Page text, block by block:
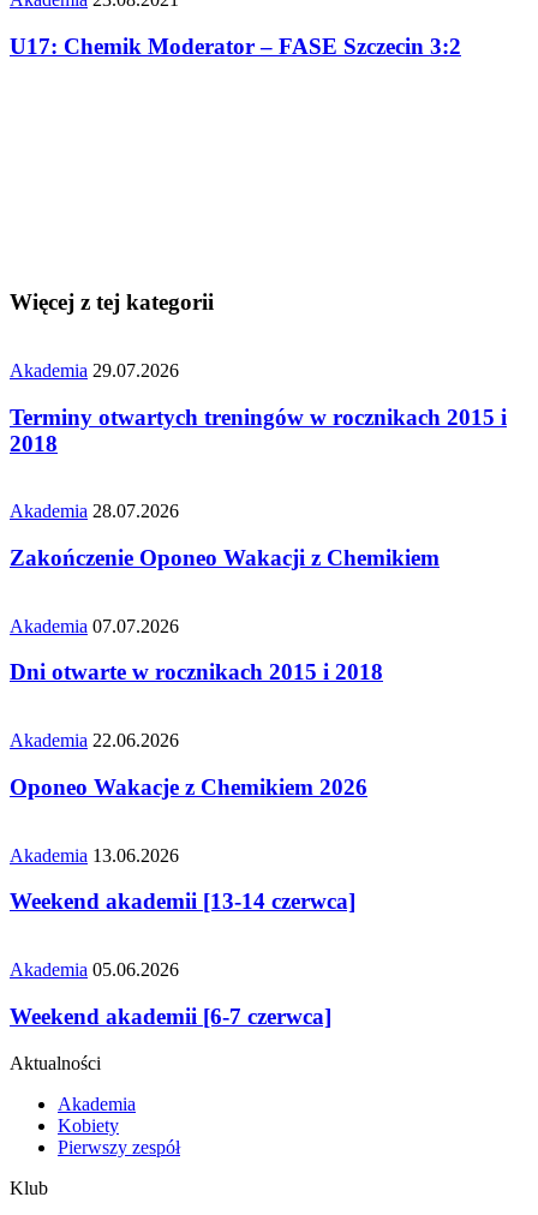
U17: Chemik Moderator – FASE Szczecin 3:2
Więcej z tej kategorii
Akademia 29.07.2026
Terminy otwartych treningów w rocznikach 2015 i
2018
Akademia 28.07.2026
Zakończenie Oponeo Wakacji z Chemikiem
Akademia 07.07.2026
Dni otwarte w rocznikach 2015 i 2018
Akademia 22.06.2026
Oponeo Wakacje z Chemikiem 2026
Akademia 13.06.2026
Weekend akademii [13-14 czerwca]
Akademia 05.06.2026
Weekend akademii [6-7 czerwca]
Aktualności
Akademia
Kobiety
Pierwszy zespół
Klub